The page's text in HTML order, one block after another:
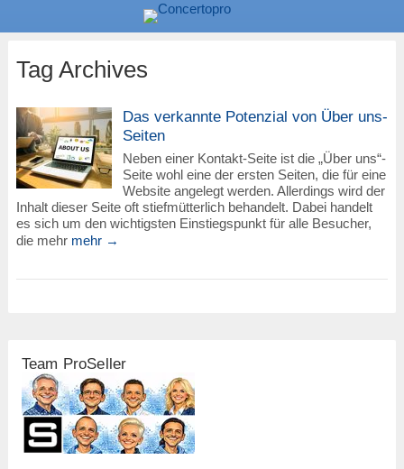
Tag Archives
Das verkannte Potenzial von Über uns-
Seiten
Neben einer Kontakt-Seite ist die „Über uns“-
Seite wohl eine der ersten Seiten, die für eine
Website angelegt werden. Allerdings wird der
Inhalt dieser Seite oft stiefmütterlich behandelt. Dabei handelt
es sich um den wichtigsten Einstiegspunkt für alle Besucher,
die mehr mehr →
Team ProSeller